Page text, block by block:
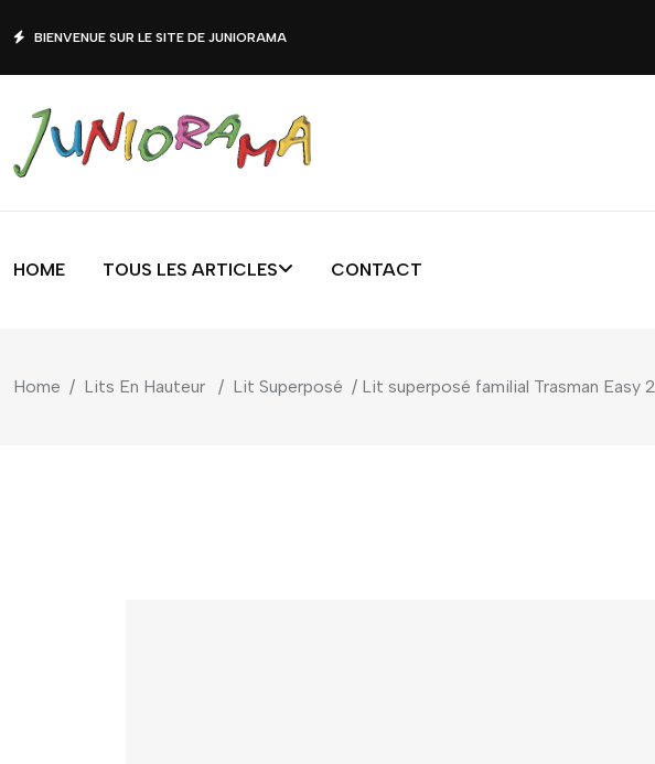
BIENVENUE SUR LE SITE DE JUNIORAMA
HOME TOUS LES ARTICLES CONTACT
Home / Lits En Hauteur / Lit Superposé / Lit superposé familial Trasman